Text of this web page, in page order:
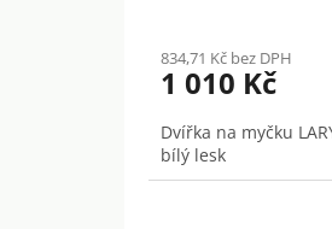
834,71 Kč bez DPH
1 010 Kč
Dvířka na myčku
bílý lesk